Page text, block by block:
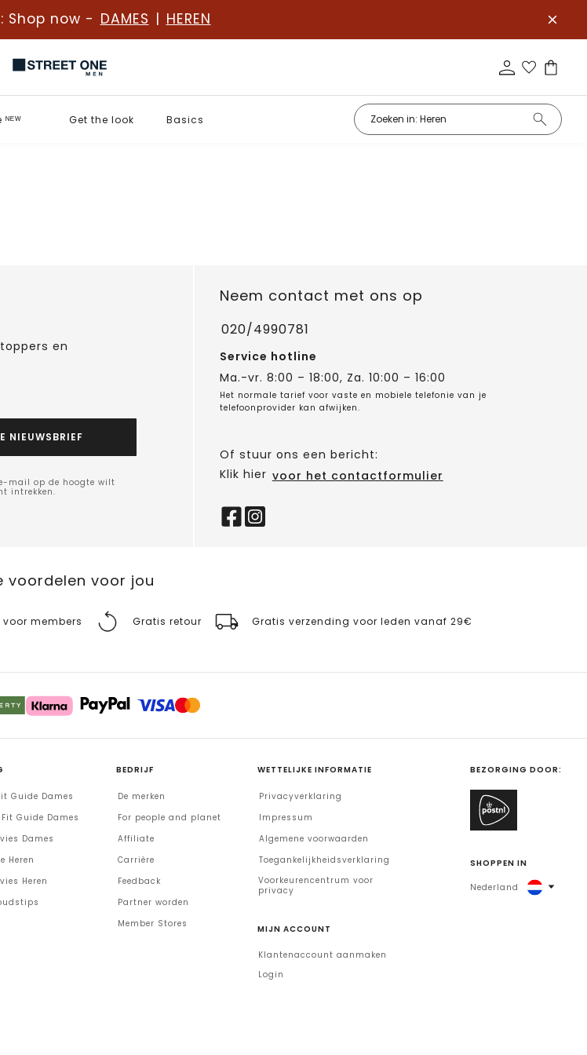
: Shop now - DAMES | HEREN
Get the look Basics
en
NIEUWSBRIEF
mail op de hoogte wilt
intrekken.
Neem contact met ons op
020/4990781
Service hotline
Ma.-vr. 8:00 – 18:00, Za. 10:00 – 16:00
Het normale tarief voor vaste en mobiele telefonie van je
telefoonprovider kan afwijken.
Of stuur ons een bericht:
Klik hier voor het contactformulier
voordelen voor jou
members Gratis retour Gratis verzending voor leden vanaf 29€
Guide Dames
Fit Guide Dames
Dames
Heren
Heren
BEDRIJF
De merken
For people and planet
Affiliate
Carrière
Feedback
Partner worden
Member Stores
WETTELIJKE INFORMATIE
Privacyverklaring
Impressum
Algemene voorwaarden
Toegankelijkheidsverklaring
Voorkeurencentrum voor
privacy
MIJN ACCOUNT
Klantenaccount aanmaken
Login
BEZORGING DOOR:
SHOPPEN IN
Nederland